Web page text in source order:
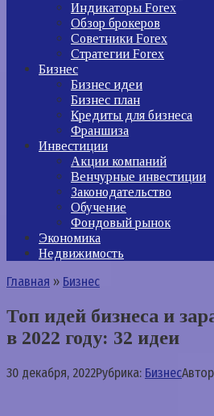
Индикаторы Forex
Обзор брокеров
Советники Forex
Стратегии Forex
Бизнес
Бизнес идеи
Бизнес план
Кредиты для бизнеса
Франшиза
Инвестиции
Акции компаний
Венчурные инвестиции
Законодательство
Обучение
Фондовый рынок
Экономика
Недвижимость
Главная » Бизнес
Топ идей бизнеса и
в 2022 году: 32 идеи
30 декабря, 2022Рубрика: Бизнес